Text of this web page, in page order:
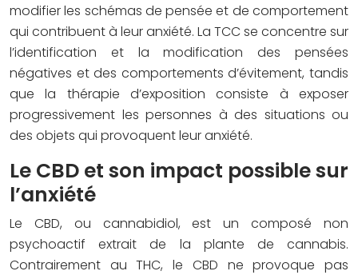
modifier les schémas de pensée et de comportement
qui contribuent à leur anxiété. La TCC se concentre sur
l’identification et la modification des pensées
négatives et des comportements d’évitement, tandis
que la thérapie d’exposition consiste à exposer
progressivement les personnes à des situations ou
des objets qui provoquent leur anxiété.
Le CBD et son impact possible sur
l’anxiété
Le CBD, ou cannabidiol, est un composé non
psychoactif extrait de la plante de cannabis.
Contrairement au THC, le CBD ne provoque pas